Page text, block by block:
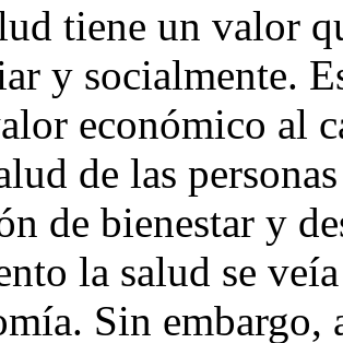
tiene un valor
y socialmente.
económico al
de las
de bienestar y
la salud se
Sin embargo,